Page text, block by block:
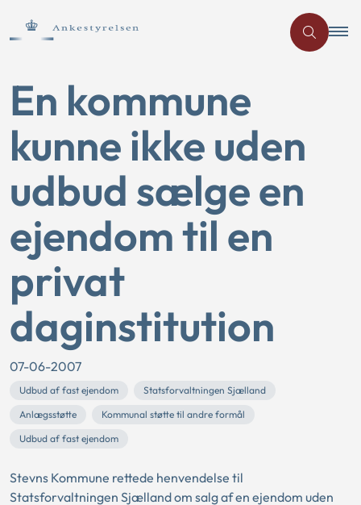
En kommune
kunne ikke uden
udbud sælge en
ejendom til en
privat
daginstitution
07-06-2007
Udbud af fast ejendom
Statsforvaltningen Sjælland
Anlægsstøtte
Kommunal støtte til andre formål
Udbud af fast ejendom
Stevns Kommune rettede henvendelse til
Statsforvaltningen Sjælland om salg af en ejendom uden